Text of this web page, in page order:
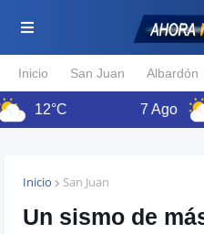
Inicio San Juan Albardón
12°C 7 Ago
Inicio San Juan
Un sismo de